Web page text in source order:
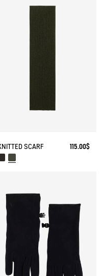
SCARF 115.00$